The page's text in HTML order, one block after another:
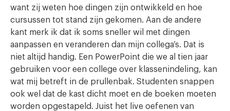
want zij weten hoe dingen zijn ontwikkeld en hoe
cursussen tot stand zijn gekomen. Aan de andere
kant merk ik dat ik soms sneller wil met dingen
aanpassen en veranderen dan mijn collega’s. Dat is
niet altijd handig. Een PowerPoint die we al tien jaar
gebruiken voor een college over klassenindeling, kan
wat mij betreft in de prullenbak. Studenten snappen
ook wel dat de kast dicht moet en de boeken moeten
worden opgestapeld. Juist het live oefenen van